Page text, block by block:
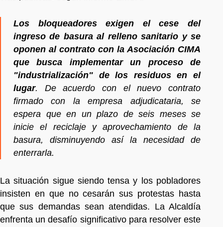
Los bloqueadores exigen el cese del
ingreso de basura al relleno sanitario y se
oponen al contrato con la Asociación CIMA
que busca implementar un proceso de
"industrialización" de los residuos en el
lugar. De acuerdo con el nuevo contrato
firmado con la empresa adjudicataria, se
espera que en un plazo de seis meses se
inicie el reciclaje y aprovechamiento de la
basura, disminuyendo así la necesidad de
enterrarla.
La situación sigue siendo tensa y los pobladores
insisten en que no cesarán sus protestas hasta
que sus demandas sean atendidas. La Alcaldía
enfrenta un desafío significativo para resolver este